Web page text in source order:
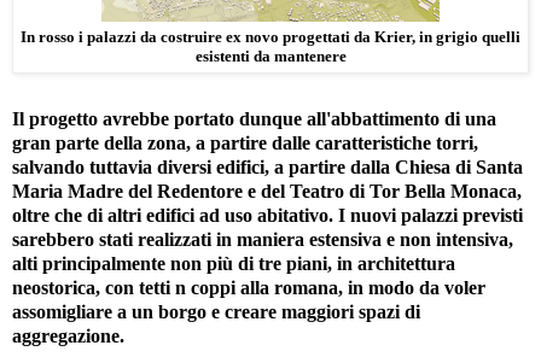
In rosso i palazzi da costruire ex novo progettati da Krier, in grigio quelli
esistenti da mantenere
Il progetto avrebbe portato dunque all'abbattimento di una
gran parte della zona, a partire dalle caratteristiche torri,
salvando tuttavia diversi edifici, a partire dalla Chiesa di Santa
Maria Madre del Redentore e del Teatro di Tor Bella Monaca,
oltre che di altri edifici ad uso abitativo. I nuovi palazzi previsti
sarebbero stati realizzati in maniera estensiva e non intensiva,
alti principalmente non più di tre piani, in architettura
neostorica, con tetti n coppi alla romana, in modo da voler
assomigliare a un borgo e creare maggiori spazi di
aggregazione.